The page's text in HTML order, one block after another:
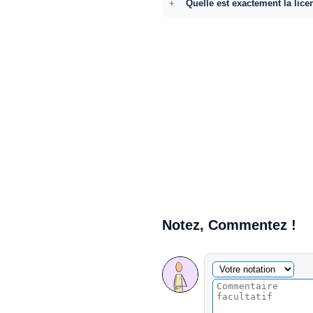
Quelle est exactement la
Notez, Commentez !
Commentaire facultatif
Votre notation